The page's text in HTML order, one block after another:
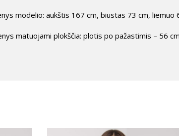
modelio: aukštis 167 cm, biustas 73 cm, liemuo
matuojami plokščia: plotis po pažastimis – 56